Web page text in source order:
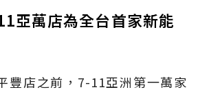
亞萬店為全台首家新能
豐店之前，7-11亞洲第一萬家